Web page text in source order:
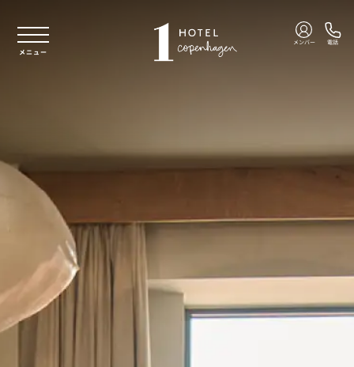
メニュー
メンバー 電話